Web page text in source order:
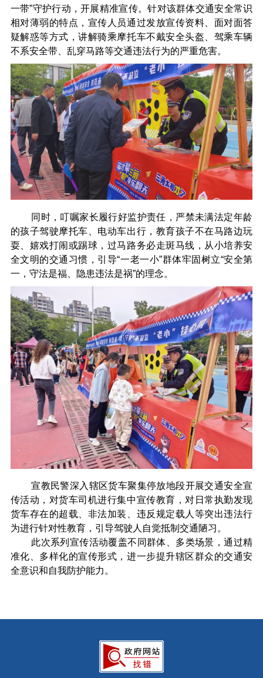
一带”守护行动，开展精准宣传。针对该群体交通安全常识
相对薄弱的特点，宣传人员通过发放宣传资料、面对面答
疑解惑等方式，讲解骑乘摩托车不戴安全头盔、驾乘车辆
不系安全带、乱穿马路等交通违法行为的严重危害。
同时，叮嘱家长履行好监护责任，严禁未满法定年龄
的孩子驾驶摩托车、电动车出行，教育孩子不在马路边玩
耍、嬉戏打闹或踢球，过马路务必走斑马线，从小培养安
全文明的交通习惯，引导“一老一小”群体牢固树立“安全第
一，守法是福、隐患违法是祸”的理念。
宣教民警深入辖区货车聚集停放地段开展交通安全宣
传活动，对货车司机进行集中宣传教育，对日常执勤发现
货车存在的超载、非法加装、违反规定载人等突出违法行
为进行针对性教育，引导驾驶人自觉抵制交通陋习。
此次系列宣传活动覆盖不同群体、多类场景，通过精
准化、多样化的宣传形式，进一步提升辖区群众的交通安
全意识和自我防护能力。